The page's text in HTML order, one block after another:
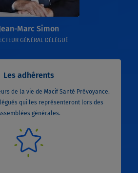
Marc Simon
GÉNÉRAL DÉLÉGUÉ
Les adhérents
de la vie de Macif Santé Prévoyance.
qui les représenteront lors des
générales.